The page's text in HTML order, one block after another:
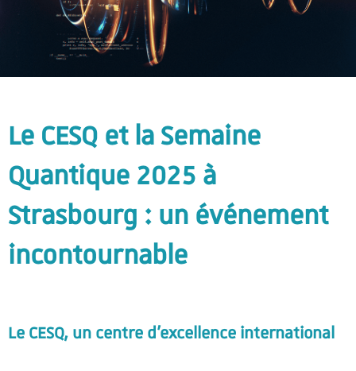
Le CESQ et la Semaine
Quantique 2025 à
Strasbourg : un événement
incontournable
Le CESQ, un centre d'excellence international